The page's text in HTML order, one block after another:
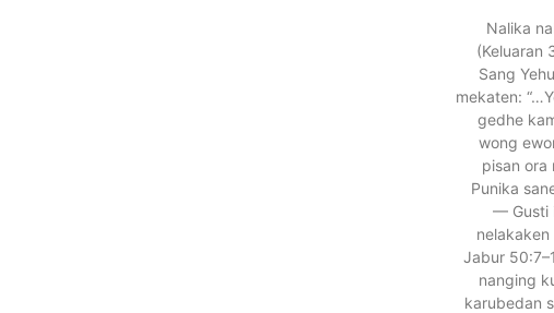
Nalika
(Keluaran
Sang
mekaten:
gedhe
wong
pisan ora
Punika
— Gusti
Jabur
nanging
karubedan